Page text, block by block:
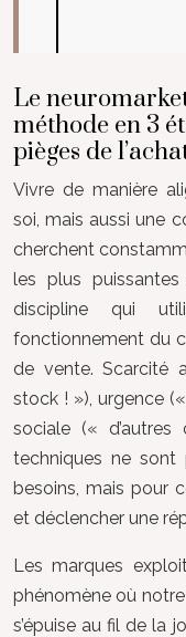
Le
méthode en 3
pièges de
Vivre de manière
soi, mais aussi une
cherchent
les plus
discipline qui
fonctionnement du
de vente. Scarcité
stock ! »), urgence
sociale («
techniques ne
besoins, mais pour
et déclencher une
Les marques
phénomène où
s’épuise au fil de la